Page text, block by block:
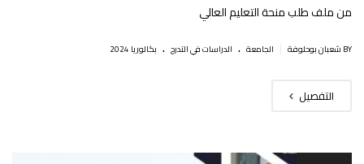
من ملف طلب منحة التعليم العالي
BY شعبان بوحلوفة الجامعة . الدراسات في التدرج . بكالوريا 2024
التفصيل